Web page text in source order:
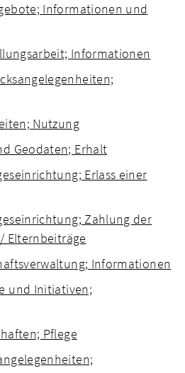
Informationen und
Informationen
Nutzung
Geodaten; Erhalt
Erlass einer
Zahlung der
Elternbeiträge
Informationen
und Initiativen;
Pflege